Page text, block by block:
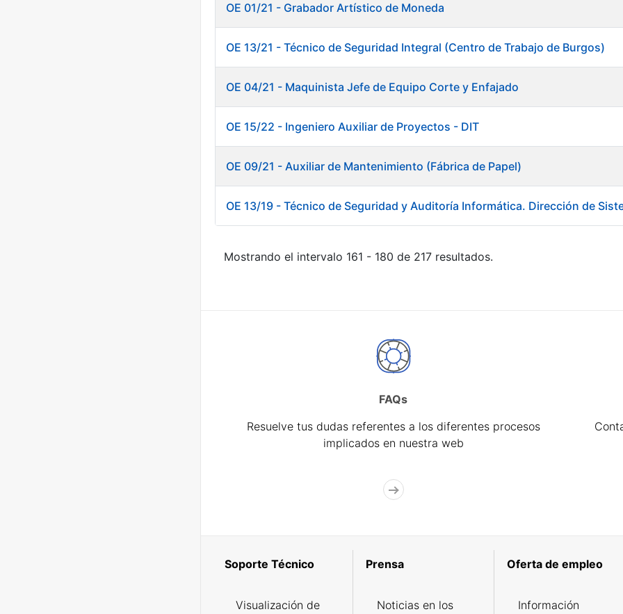
OE 01/21 - Grabador Artístico de Moneda
OE 13/21 - Técnico de Seguridad Integral (Centro de Trabajo de Burgos)
OE 04/21 - Maquinista Jefe de Equipo Corte y Enfajado
OE 15/22 - Ingeniero Auxiliar de Proyectos - DIT
OE 09/21 - Auxiliar de Mantenimiento (Fábrica de Papel)
OE 13/19 - Técnico de Seguridad y Auditoría Informática. Dirección de
Mostrando el intervalo 161 - 180 de 217 resultados.
FAQs
Resuelve tus dudas referentes a los diferentes procesos
implicados en nuestra web
Soporte Técnico
Visualización de
Prensa
Noticias en los
Oferta de empleo
Información